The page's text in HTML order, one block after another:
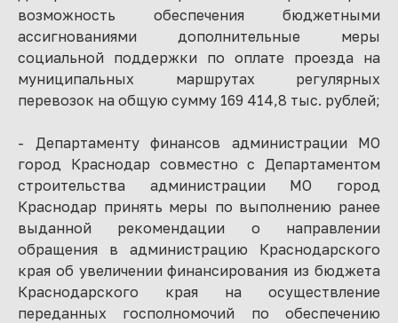
возможность обеспечения бюджетными
ассигнованиями дополнительные меры
социальной поддержки по оплате проезда на
муниципальных маршрутах регулярных
перевозок на общую сумму 169 414,8 тыс. рублей;
- Департаменту финансов администрации МО
город Краснодар совместно с Департаментом
строительства администрации МО город
Краснодар принять меры по выполнению ранее
выданной рекомендации о направлении
обращения в администрацию Краснодарского
края об увеличении финансирования из бюджета
Краснодарского края на осуществление
переданных госполномочий по обеспечению